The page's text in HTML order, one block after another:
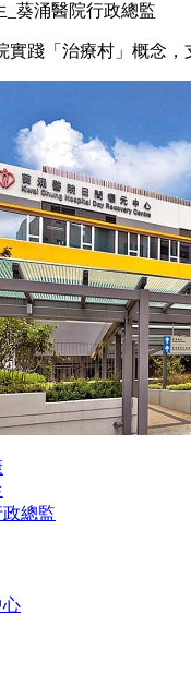
_葵涌醫院行政總監
實踐「治療村」概念，
總監
心